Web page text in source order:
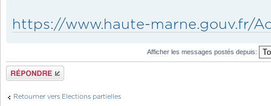
https://www.haute-marne.gouv.fr/
Afficher les messages postés depuis:
Répondre
Retourner vers Elections partielles